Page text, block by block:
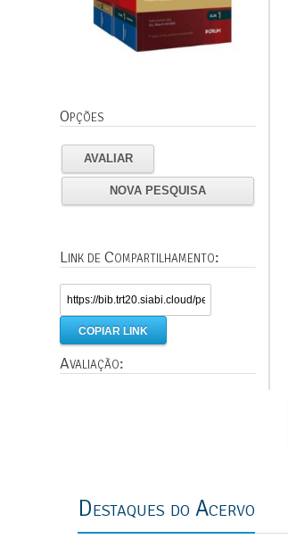
Opções
AVALIAR
NOVA PESQUISA
Link de Compartilhamento:
COPIAR LINK
Avaliação:
Destaques do Acervo